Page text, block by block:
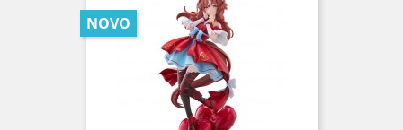
NOVO